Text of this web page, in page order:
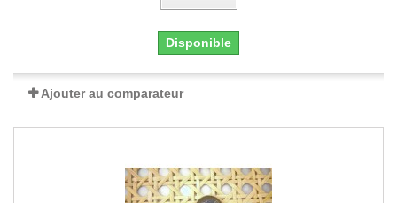
Disponible
Ajouter au comparateur